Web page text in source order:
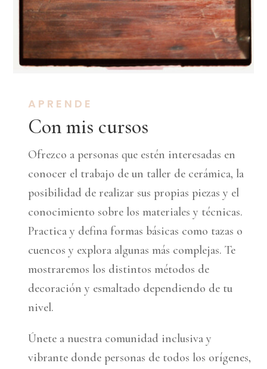
APRENDE
Con mis cursos
Ofrezco a personas que estén interesadas en
conocer el trabajo de un taller de cerámica, la
posibilidad de realizar sus propias piezas y el
conocimiento sobre los materiales y técnicas.
Practica y defina formas básicas como tazas o
cuencos y explora algunas más complejas. Te
mostraremos los distintos métodos de
decoración y esmaltado dependiendo de tu
nivel.
Únete a nuestra comunidad inclusiva y
vibrante donde personas de todos los orígenes,